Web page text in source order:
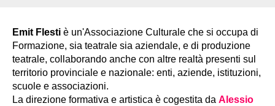
Emit Flesti è un'Associazione Culturale che si occupa di
Formazione, sia teatrale sia aziendale, e di produzione
teatrale, collaborando anche con altre realtà presenti sul
territorio provinciale e nazionale: enti, aziende, istituzioni,
scuole e associazioni.
La direzione formativa e artistica è cogestita da Alessio